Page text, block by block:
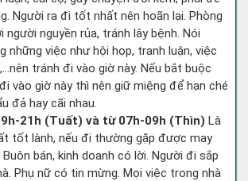
Người ra đi tốt nhất nên hoãn lại. Phòng
người nguyền rủa, tránh lây bệnh. Nói
những việc như hội họp, tranh luận, việc
tránh đi vào giờ này. Nếu bắt buộc
vào giờ này thì nên giữ miệng để hạn ché
đả hay cãi nhau.
21h (Tuất) và từ 07h-09h (Thìn) Là
tốt lành, nếu đi thường gặp được may
Buôn bán, kinh doanh có lời. Người đi sắp
Phụ nữ có tin mừng. Mọi việc trong nhà